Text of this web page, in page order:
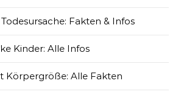
Fakten & Infos
Kinder: Alle Infos
Körpergröße: Alle Fakten